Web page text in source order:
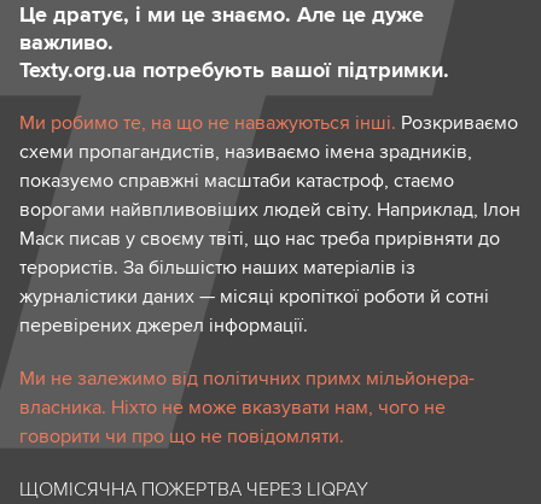
Це дратує, і ми це знаємо. Але це дуже
важливо.
Texty.org.ua потребують вашої підтримки.
Ми робимо те, на що не наважуються інші. Розкриваємо
схеми пропагандистів, називаємо імена зрадників,
показуємо справжні масштаби катастроф, стаємо
ворогами найвпливовіших людей світу. Наприклад, Ілон
Маск писав у своєму твіті, що нас треба прирівняти до
терористів. За більшістю наших матеріалів із
журналістики даних — місяці кропіткої роботи й сотні
перевірених джерел інформації.
Ми не залежимо від політичних примх мільйонера-
власника. Ніхто не може вказувати нам, чого не
говорити чи про що не повідомляти.
ЩОМІСЯЧНА ПОЖЕРТВА ЧЕРЕЗ LIQPAY